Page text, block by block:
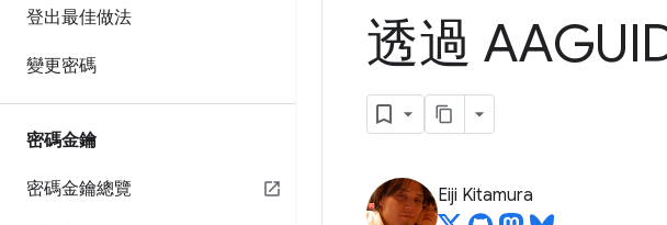
登出最佳做法
變更密碼
密碼金鑰
密碼金鑰總覽
透過
Eiji Kitamura